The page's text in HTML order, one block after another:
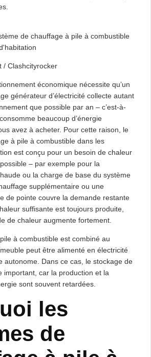
/ Clashcityrocker
économique nécessite qu’un
générateur d’électricité collecte autant
que possible par an – c’est-à-
beaucoup d’énergie
avez à acheter. Pour cette raison, le
à pile à combustible dans les
est conçu pour un besoin de chaleur
– par exemple pour la
ou la charge de base du système
supplémentaire ou une
de pointe couvre la demande restante
suffisante est toujours produite,
de chaleur augmente fortement.
à combustible est combiné au
peut être alimenté en électricité
autonome. Dans ce cas, le stockage de
important, car la production et la
sont souvent retardées.
les
de